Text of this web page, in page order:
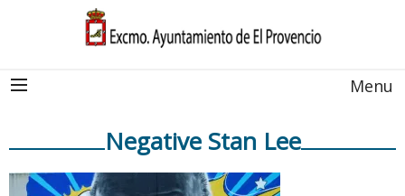
Menu
Negative Stan Lee